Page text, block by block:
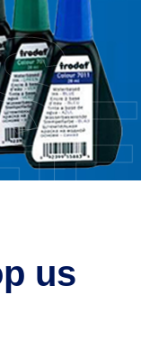
us